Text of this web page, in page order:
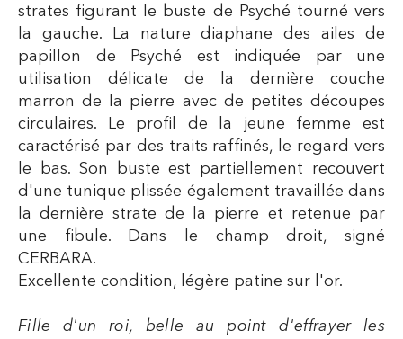
strates figurant le buste de Psyché tourné vers
la gauche. La nature diaphane des ailes de
papillon de Psyché est indiquée par une
utilisation délicate de la dernière couche
marron de la pierre avec de petites découpes
circulaires. Le profil de la jeune femme est
caractérisé par des traits raffinés, le regard vers
le bas. Son buste est partiellement recouvert
d'une tunique plissée également travaillée dans
la dernière strate de la pierre et retenue par
une fibule. Dans le champ droit, signé
CERBARA.
Excellente condition, légère patine sur l'or.
Fille d'un roi, belle au point d'effrayer les